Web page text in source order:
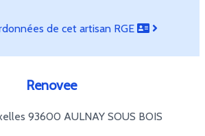
de cet artisan RGE
Renovee
93600 AULNAY SOUS BOIS